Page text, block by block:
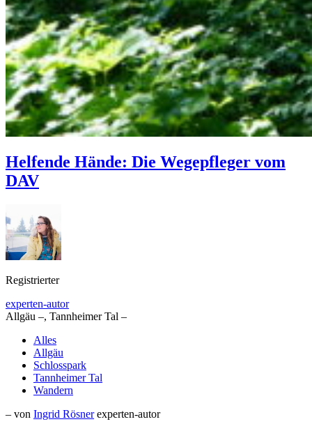
Helfende Hände: Die Wegepfleger vom
DAV
Registrierter
experten-autor
Allgäu –, Tannheimer Tal –
Alles
Allgäu
Schlosspark
Tannheimer Tal
Wandern
– von Ingrid Rösner experten-autor